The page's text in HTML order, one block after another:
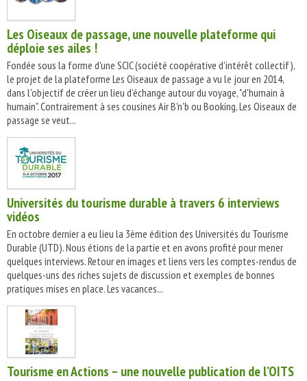
Les Oiseaux de passage, une nouvelle plateforme qui
déploie ses ailes !
Fondée sous la forme d'une SCIC (société coopérative d'intérêt collectif),
le projet de la plateforme Les Oiseaux de passage a vu le jour en 2014,
dans l'objectif de créer un lieu d'échange autour du voyage, "d'humain à
humain". Contrairement à ses cousines Air B'n'b ou Booking, Les Oiseaux de
passage se veut...
Universités du tourisme durable à travers 6 interviews
vidéos
En octobre dernier a eu lieu la 3ème édition des Universités du Tourisme
Durable (UTD). Nous étions de la partie et en avons profité pour mener
quelques interviews. Retour en images et liens vers les comptes-rendus de
quelques-uns des riches sujets de discussion et exemples de bonnes
pratiques mises en place. Les vacances...
Tourisme en Actions – une nouvelle publication de l’OITS